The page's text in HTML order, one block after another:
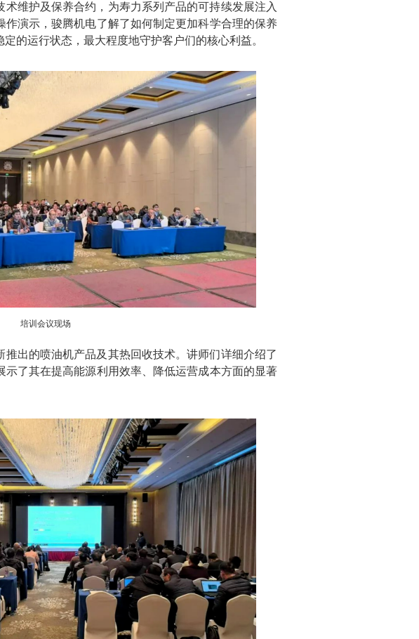
维护及保养合约，为寿力系列产品的可持续发展注入
作演示，骏腾机电了解了如何制定更加科学合理的保养
的运行状态，最大程度地守护客户们的核心利益。
培训会议现场
出的喷油机产品及其热回收技术。讲师们详细介绍了
了其在提高能源利用效率、降低运营成本方面的显著